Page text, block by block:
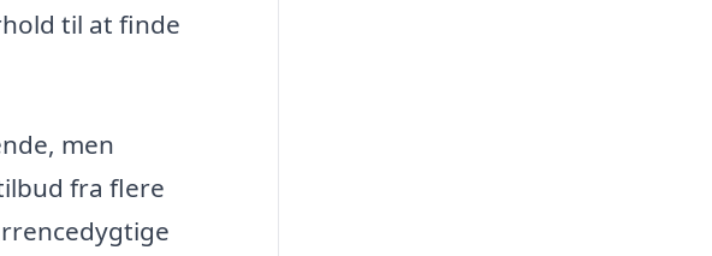
til at finde
men
fra flere